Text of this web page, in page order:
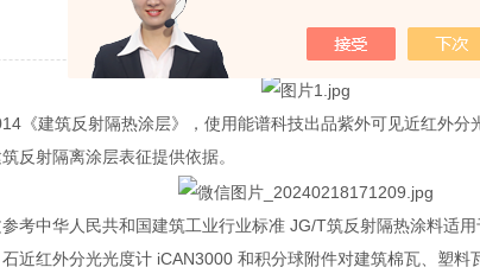
更新时间：2024-04-18 点击次数：4722
《建筑反射隔热涂层》，使用能谱科技出品紫外可见近红外
反射隔离涂层表征提供依据。
考中华人民共和国建筑工业行业标准 JG/T筑反射隔热涂料适
近红外分光光度计 iCAN3000 和积分球附件对建筑棉瓦、塑